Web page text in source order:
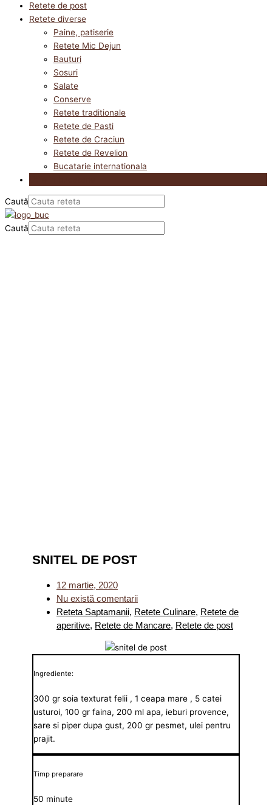
Retete de post
Retete diverse
Paine, patiserie
Retete Mic Dejun
Bauturi
Sosuri
Salate
Conserve
Retete traditionale
Retete de Pasti
Retete de Craciun
Retete de Revelion
Bucatarie internationala
Caută
Caută
SNITEL DE POST
12 martie, 2020
Nu există comentarii
Reteta Saptamanii, Retete Culinare, Retete de
aperitive, Retete de Mancare, Retete de post
Ingrediente:
300 gr soia texturat felii , 1 ceapa mare , 5 catei
usturoi, 100 gr faina, 200 ml apa, ieburi provence,
sare si piper dupa gust, 200 gr pesmet, ulei pentru
prajit.
Timp preparare
50 minute